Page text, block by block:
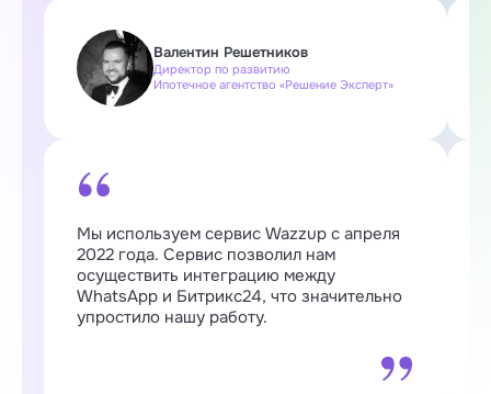
Валентин Решетников
Директор по развитию
Ипотечное агентство «Решение Эксперт»
Мы используем сервис Wazzup с апреля
2022 года. Сервис позволил нам
осуществить интеграцию между
WhatsApp и Битрикс24, что значительно
упростило нашу работу.